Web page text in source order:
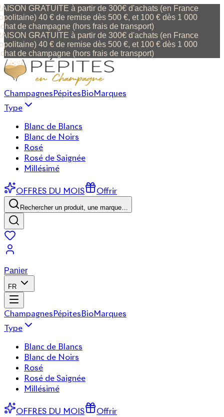
GRATUITE à partir de 300€ d'achats (en France
40 € de remise dès 500 €, et 100 € dès 1 000
de champagne (hors frais de transport)
GRATUITE à partir de 300€ d'achats (en France
40 € de remise dès 500 €, et 100 € dès 1 000
de champagne (hors frais de transport)
ChampagnesPépitesBioMarques
Type
Blanc de Blancs
Blanc de Noirs
Rosé
Rosé de Saignée
Millésimé
OFFRES DU MOIS Offrir
Rechercher un produit, une marque…
Panier
FR
ChampagnesPépitesBioMarques
Type
Blanc de Blancs
Blanc de Noirs
Rosé
Rosé de Saignée
Millésimé
OFFRES DU MOIS Offrir